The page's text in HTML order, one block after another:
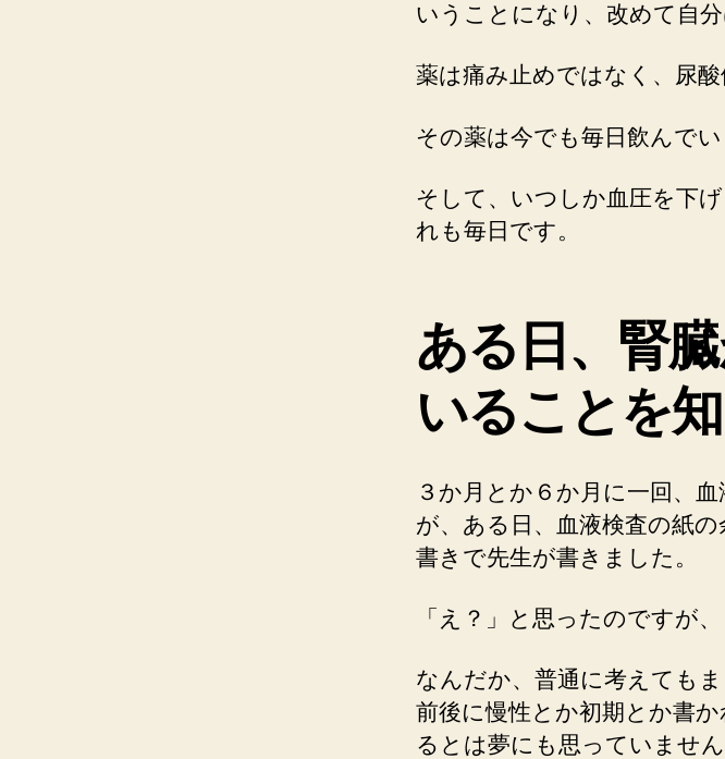
いうことになり、改めて自
薬は痛み止めではなく、尿酸
その薬は今でも毎日飲んでい
そして、いつしか血圧を下
れも毎日です。
ある日、腎
いることを
３か月とか６か月に一回、
が、ある日、血液検査の紙
書きで先生が書きました。
「え？」と思ったのですが、
なんだか、普通に考えても
前後に慢性とか初期とか書
るとは夢にも思っていません